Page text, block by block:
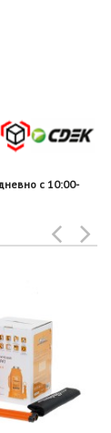
с 10:00-